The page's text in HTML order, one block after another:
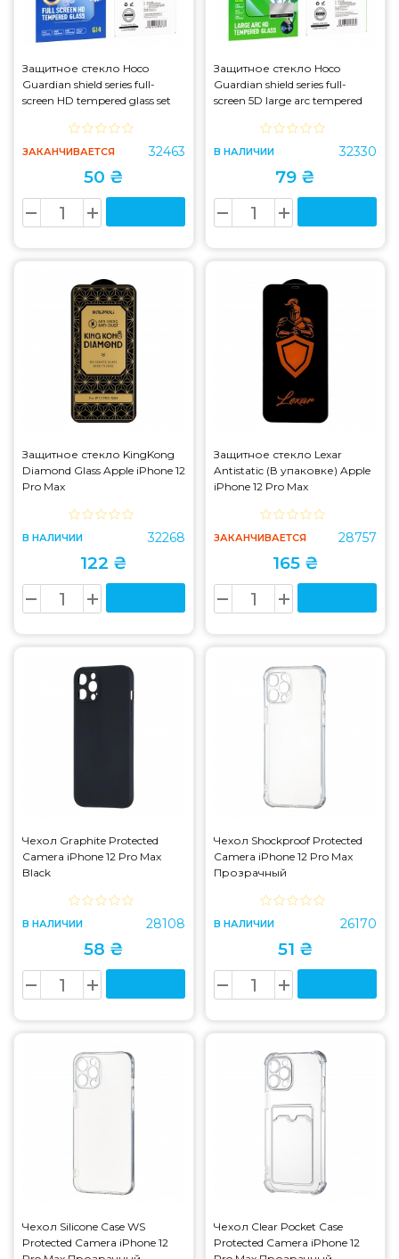
Защитное стекло Hoco
Guardian shield series full-
screen HD tempered glass set
ЗАКАНЧИВАЕТСЯ 32463
50 ₴
Защитное стекло Hoco
Guardian shield series full-
screen 5D large arc tempered
Black (G16)
В НАЛИЧИИ 32330
79 ₴
Защитное стекло KingKong
Diamond Glass Apple iPhone 12
Pro Max
В НАЛИЧИИ 32268
122 ₴
Защитное стекло Lexar
Antistatic (В упаковке) Apple
iPhone 12 Pro Max
ЗАКАНЧИВАЕТСЯ 28757
165 ₴
Чехол Graphite Protected
Camera iPhone 12 Pro Max
Black
В НАЛИЧИИ 28108
58 ₴
Чехол Shockproof Protected
Camera iPhone 12 Pro Max
Прозрачный
В НАЛИЧИИ 26170
51 ₴
Чехол Silicone Case WS
Protected Camera iPhone 12
Чехол Clear Pocket Case
Protected Camera iPhone 12